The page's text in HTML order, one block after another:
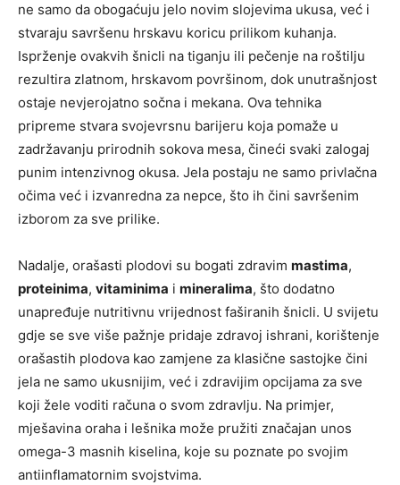
ne samo da obogaćuju jelo novim slojevima ukusa, već i
stvaraju savršenu hrskavu koricu prilikom kuhanja.
Isprženje ovakvih šnicli na tiganju ili pečenje na roštilju
rezultira zlatnom, hrskavom površinom, dok unutrašnjost
ostaje nevjerojatno sočna i mekana. Ova tehnika
pripreme stvara svojevrsnu barijeru koja pomaže u
zadržavanju prirodnih sokova mesa, čineći svaki zalogaj
punim intenzivnog okusa. Jela postaju ne samo privlačna
očima već i izvanredna za nepce, što ih čini savršenim
izborom za sve prilike.
Nadalje, orašasti plodovi su bogati zdravim mastima,
proteinima, vitaminima i mineralima, što dodatno
unapređuje nutritivnu vrijednost faširanih šnicli. U svijetu
gdje se sve više pažnje pridaje zdravoj ishrani, korištenje
orašastih plodova kao zamjene za klasične sastojke čini
jela ne samo ukusnijim, već i zdravijim opcijama za sve
koji žele voditi računa o svom zdravlju. Na primjer,
mješavina oraha i lešnika može pružiti značajan unos
omega-3 masnih kiselina, koje su poznate po svojim
antiinflamatornim svojstvima.